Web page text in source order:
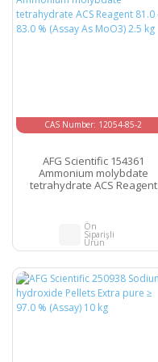
CAS Number: 12054-85-2
AFG Scientific 154361
Ammonium molybdate
tetrahydrate ACS Reagent
Ön
Siparişli
Ürün